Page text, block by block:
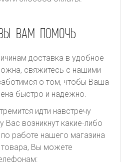
ВАМ ПОМОЧЬ
доставка в удобное
свяжитесь с нашими
о том, чтобы Ваша
быстро и надежно.
идти навстречу
Вас возникнут какие-либо
работе нашего магазина
товара, Вы можете